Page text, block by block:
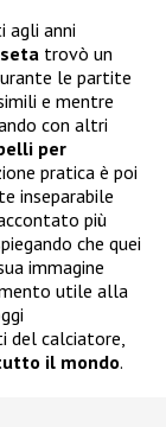
agli anni
trovò un
le partite
e mentre
con altri
per
pratica è poi
inseparabile
più
che quei
immagine
utile alla
del calciatore,
il mondo.